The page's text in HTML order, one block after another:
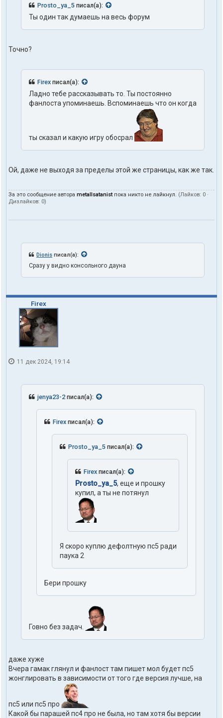
Prosto_ya_5 писал(а):
Ты один так думаешь на весь форум
Точно?
Firex писал(а):
Ладно тебе рассказывать то. Ты постоянно
фанлоста упоминаешь. Вспоминаешь что он когда
ты сказал и какую игру обосрал
Ой, даже не выходя за пределы этой же страницы, как же так.
За это сообщение автора metallsatanistпока никто не лайкнул. (Лайков: 0 ·
Дизлайков: 0)
Dionis писал(а):
Сразу у видно консольного дауна
Firex
11 дек 2024, 19:14
jenya23-2 писал(а):
Firex писал(а):
Prosto_ya_5 писал(а):
Firex писал(а):
Prosto_ya_5, еще и прошку
купил, а ты не потянул
Я скоро куплю дефолтную пс5 ради
паука 2
Бери прошку
Говно без задач.
даже хуже
Вчера гамак глянул и фанлост там пишет мол будет пс5
жонглировать в зависимости от того где версия лучше, на
пс5 или пс5 про
Какой бы парашей пс4 про не была, но там хотя бы версии